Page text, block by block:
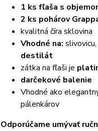
1 ks fľaša s
2 ks pohárov
kvalitná číra sklovina
Vhodné na:
destilát
zátka na fľaši je
darčekové balenie
Vhodné ako
pálenkárov
Odporúčame umývať